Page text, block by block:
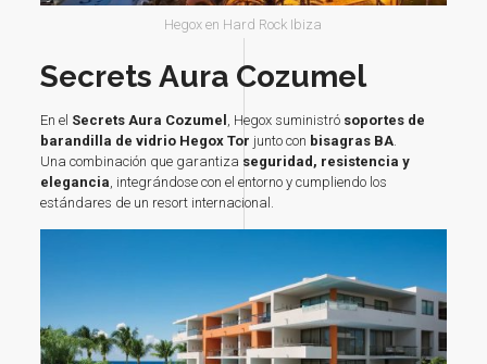
Hegox en Hard Rock Ibiza
Secrets Aura Cozumel
En el Secrets Aura Cozumel , Hegox suministró soportes de
barandilla de vidrio Hegox Tor junto con bisagras BA.
Una combinación que garantiza seguridad, resistencia y
elegancia , integrándose con el entorno y cumpliendo los
estándares de un resort internacional.